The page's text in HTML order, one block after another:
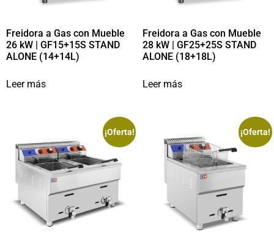
Freidora a Gas con Mueble
26 kW | GF15+15S STAND
ALONE (14+14L)
Leer más
Freidora a Gas con Mueble
28 kW | GF25+25S STAND
ALONE (18+18L)
Leer más
¡Oferta! ¡Oferta!